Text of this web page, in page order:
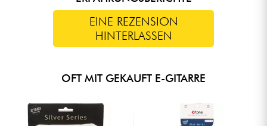
EINE REZENSION
HINTERLASSEN
OFT MIT GEKAUFT E-GITARRE